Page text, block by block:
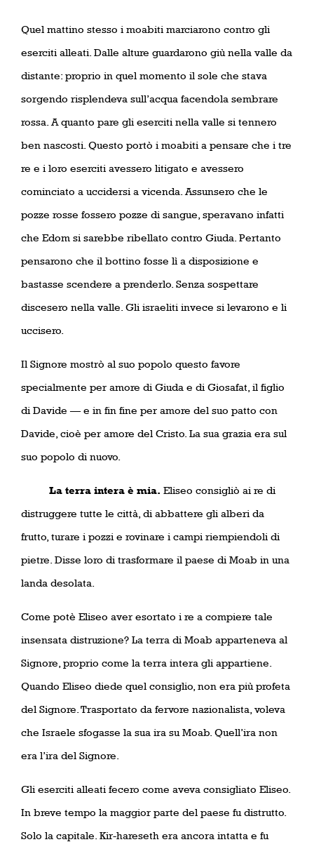
Quel mattino stesso i moabiti marciarono contro gli
eserciti alleati. Dalle alture guardarono giù nella valle da
distante: proprio in quel momento il sole che stava
sorgendo risplendeva sull’acqua facendola sembrare
rossa. A quanto pare gli eserciti nella valle si tennero
ben nascosti. Questo portò i moabiti a pensare che i tre
re e i loro eserciti avessero litigato e avessero
cominciato a uccidersi a vicenda. Assunsero che le
pozze rosse fossero pozze di sangue, speravano infatti
che Edom si sarebbe ribellato contro Giuda. Pertanto
pensarono che il bottino fosse lì a disposizione e
bastasse scendere a prenderlo. Senza sospettare
discesero nella valle. Gli israeliti invece si levarono e li
uccisero.
Il Signore mostrò al suo popolo questo favore
specialmente per amore di Giuda e di Giosafat, il figlio
di Davide — e in fin fine per amore del suo patto con
Davide, cioè per amore del Cristo. La sua grazia era sul
suo popolo di nuovo.
La terra intera è mia. Eliseo consigliò ai re di
distruggere tutte le città, di abbattere gli alberi da
frutto, turare i pozzi e rovinare i campi riempiendoli di
pietre. Disse loro di trasformare il paese di Moab in una
landa desolata.
Come potè Eliseo aver esortato i re a compiere tale
insensata distruzione? La terra di Moab apparteneva al
Signore, proprio come la terra intera gli appartiene.
Quando Eliseo diede quel consiglio, non era più profeta
del Signore. Trasportato da fervore nazionalista, voleva
che Israele sfogasse la sua ira su Moab. Quell’ira non
era l’ira del Signore.
Gli eserciti alleati fecero come aveva consigliato Eliseo.
In breve tempo la maggior parte del paese fu distrutto.
Solo la capitale. Kir-hareseth era ancora intatta e fu